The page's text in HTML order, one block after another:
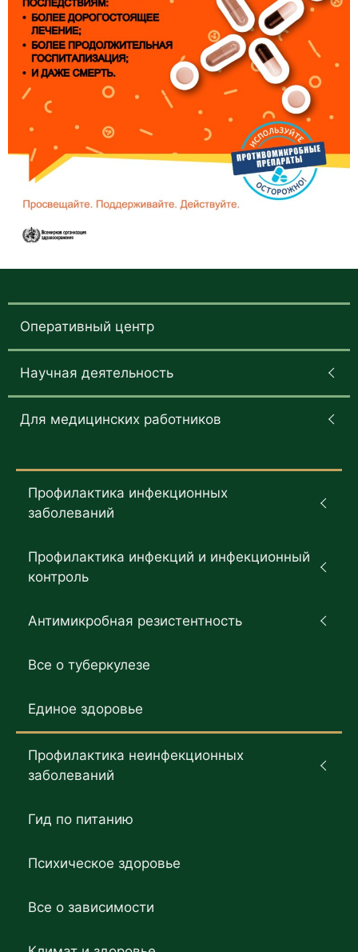
Оперативный центр
Научная деятельность
Для медицинских работников
Профилактика инфекционных
заболеваний
Профилактика инфекций и инфекционный
контроль
Антимикробная резистентность
Все о туберкулезе
Единое здоровье
Профилактика неинфекционных
заболеваний
Гид по питанию
Психическое здоровье
Все о зависимости